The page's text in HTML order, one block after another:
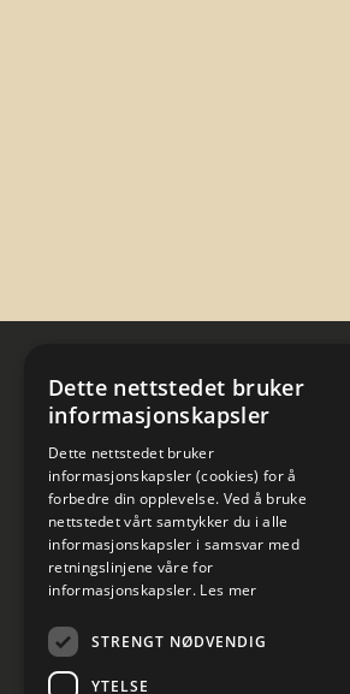
Arkitektur Bygg og eiendom
Dette nettstedet bruker
informasjonskapsler
Dette nettstedet bruker
informasjonskapsler (cookies) for å
forbedre din opplevelse. Ved å bruke
nettstedet vårt samtykker du i alle
informasjonskapsler i samsvar med
retningslinjene våre for
informasjonskapsler. Les mer
STRENGT NØDVENDIG
YTELSE